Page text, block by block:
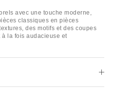
avec une touche moderne,
classiques en pièces
des motifs et des coupes
la fois audacieuse et